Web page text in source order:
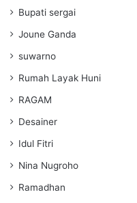
Bupati sergai
Joune Ganda
suwarno
Rumah Layak Huni
RAGAM
Desainer
Idul Fitri
Nina Nugroho
Ramadhan